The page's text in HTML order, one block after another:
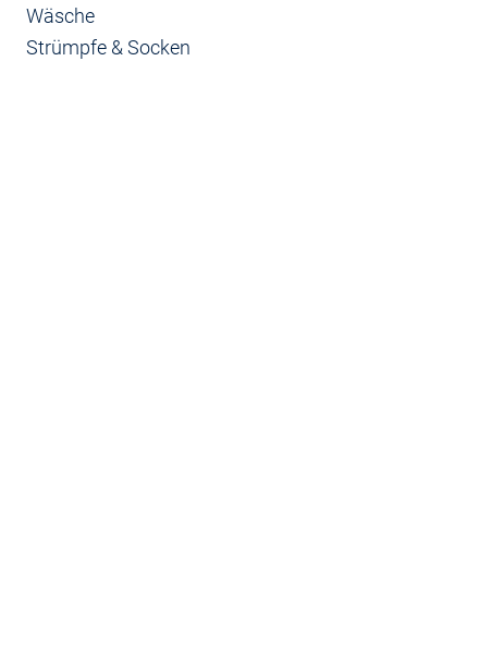
Wäsche
Strümpfe & Socken